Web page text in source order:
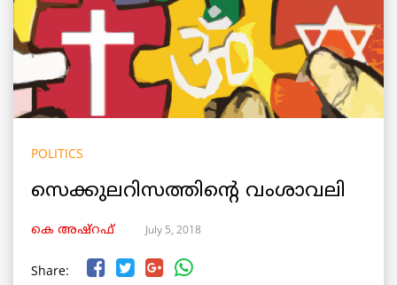
POLITICS
സെക്കുലറിസത്തിന്റെ വംശാവലി
കെ അഷ്‌റഫ് July 5, 2018
Share: